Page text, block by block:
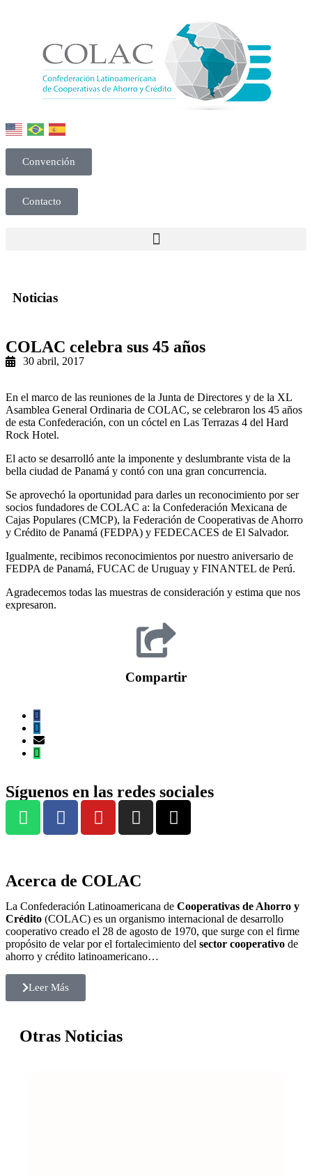
Convención
Contacto
Noticias
COLAC celebra sus 45 años
30 abril, 2017
En el marco de las reuniones de la Junta de Directores y de la XL
Asamblea General Ordinaria de COLAC, se celebraron los 45 años
de esta Confederación, con un cóctel en Las Terrazas 4 del Hard
Rock Hotel.
El acto se desarrolló ante la imponente y deslumbrante vista de la
bella ciudad de Panamá y contó con una gran concurrencia.
Se aprovechó la oportunidad para darles un reconocimiento por ser
socios fundadores de COLAC a: la Confederación Mexicana de
Cajas Populares (CMCP), la Federación de Cooperativas de Ahorro
y Crédito de Panamá (FEDPA) y FEDECACES de El Salvador.
Igualmente, recibimos reconocimientos por nuestro aniversario de
FEDPA de Panamá, FUCAC de Uruguay y FINANTEL de Perú.
Agradecemos todas las muestras de consideración y estima que nos
expresaron.
Compartir
Síguenos en las redes sociales
Acerca de COLAC
La Confederación Latinoamericana de Cooperativas de Ahorro y
Crédito (COLAC) es un organismo internacional de desarrollo
cooperativo creado el 28 de agosto de 1970, que surge con el firme
propósito de velar por el fortalecimiento del sector cooperativo de
ahorro y crédito latinoamericano…
Leer Más
Otras Noticias